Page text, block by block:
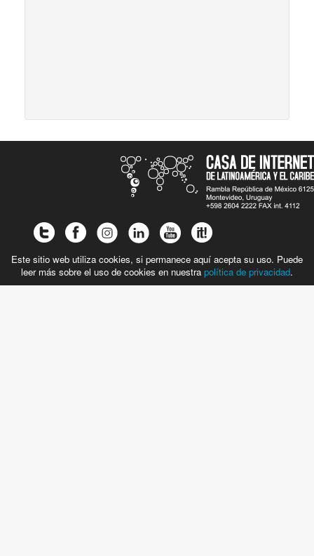
Este sitio web utiliza cookies, si permanece aquí acepta su uso. Puede
leer más sobre el uso de cookies en nuestra política de privacidad.